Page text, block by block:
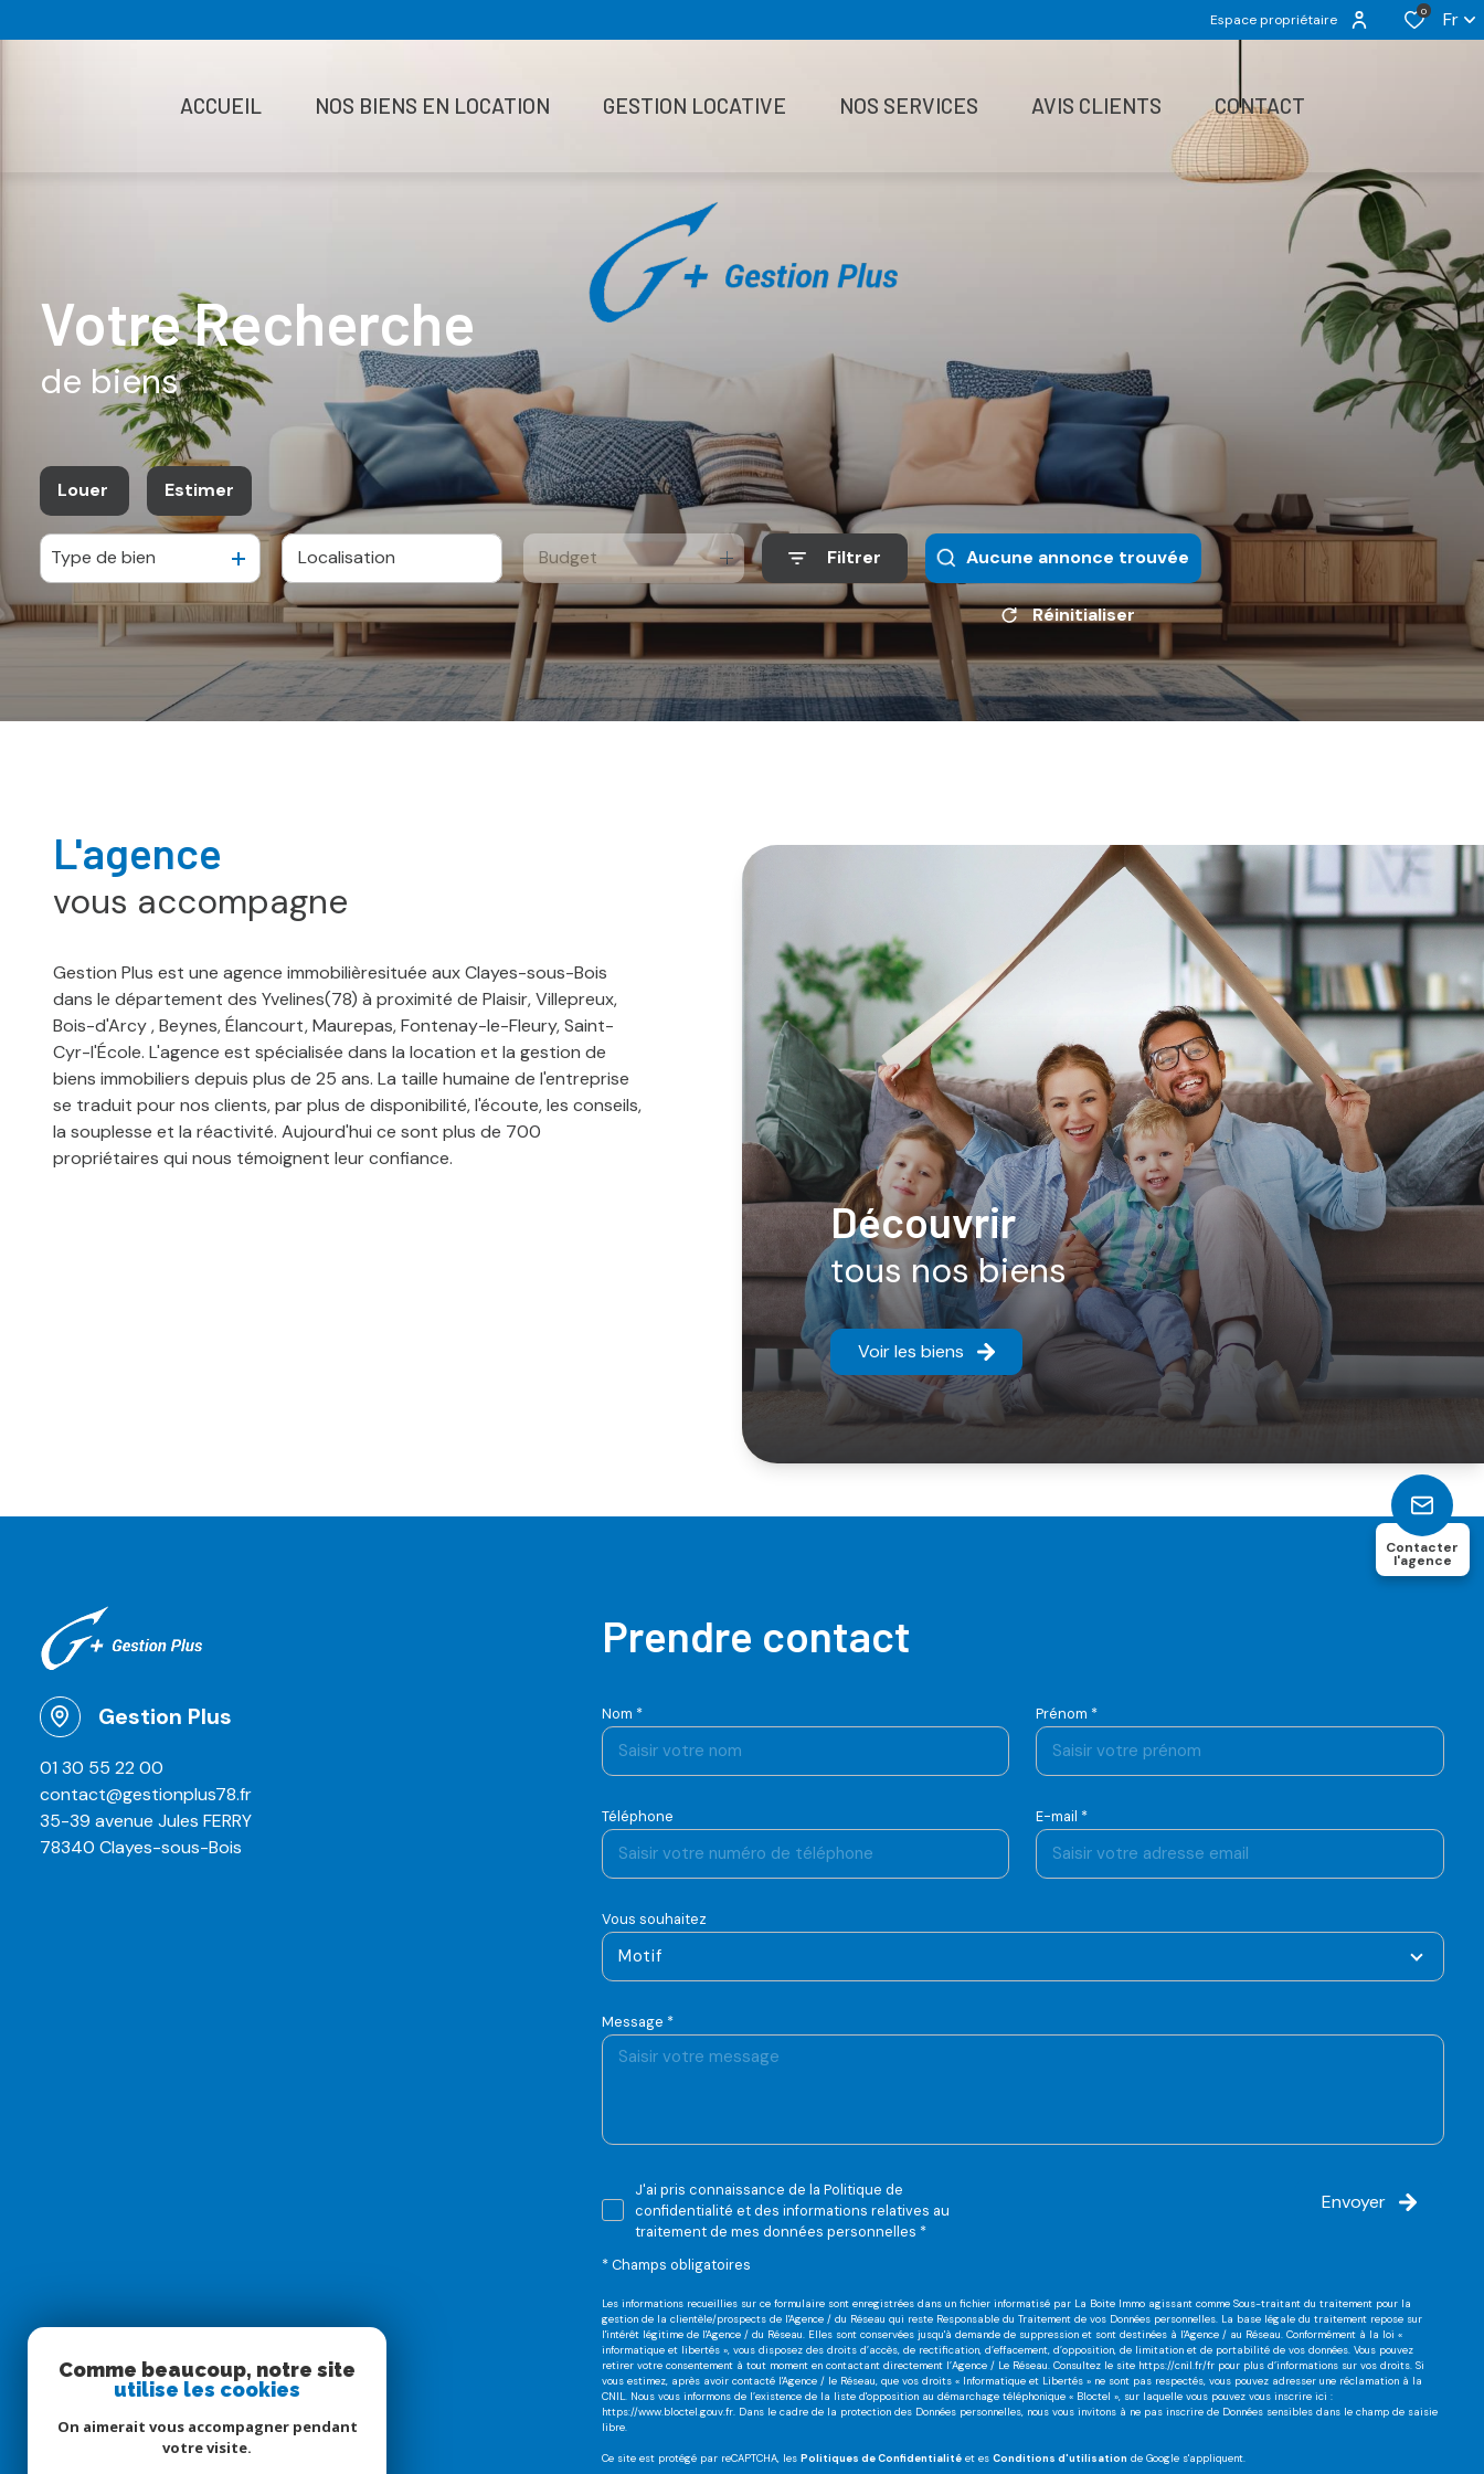
Espace propriétaire
0 Fr
ACCUEIL NOS BIENS EN LOCATION GESTION LOCATIVE NOS SERVICES AVIS CLIENTS CONTACT
Votre Recherche
de biens
Louer
à l'année
Estimer
Type de bien Budget Filtrer Aucune annonce trouvée
Réinitialiser
découvrir
tous nos biens
Voir les biens
l'agence
vous accompagne
Gestion Plus est une agence immobilièresituée aux Clayes-sous-Bois
dans le département des Yvelines(78) à proximité de Plaisir, Villepreux,
Bois-d'Arcy , Beynes, Élancourt, Maurepas, Fontenay-le-Fleury, Saint-
Cyr-l'École. L'agence est spécialisée dans la location et la gestion de
biens immobiliers depuis plus de 25 ans. La taille humaine de l'entreprise
se traduit pour nos clients, par plus de disponibilité, l'écoute, les conseils,
la souplesse et la réactivité. Aujourd'hui ce sont plus de 700
propriétaires qui nous témoignent leur confiance.
Contacter
l'agence
Prendre contact
Nom * Prénom *
Téléphone E-mail *
Vous souhaitez
Motif
Message *
J'ai pris connaissance de la Politique de
confidentialité et des informations relatives au
traitement de mes données personnelles *
* Champs obligatoires
Envoyer
Les informations recueillies sur ce formulaire sont enregistrées dans un fichier informatisé par La Boite Immo agissant comme Sous-traitant du traitement pour la
gestion de la clientèle/prospects de l'Agence / du Réseau qui reste Responsable du Traitement de vos Données personnelles. La base légale du traitement repose sur
l'intérêt légitime de l'Agence / du Réseau. Elles sont conservées jusqu'à demande de suppression et sont destinées à l'Agence / au Réseau. Conformément à la loi «
informatique et libertés », vous disposez des droits d’accès, de rectification, d’effacement, d’opposition, de limitation et de portabilité de vos données. Vous pouvez
retirer votre consentement à tout moment en contactant directement l’Agence / Le Réseau. Consultez le site https://cnil.fr/frpour plus d’informations sur vos droits. Si
vous estimez, après avoir contacté l'Agence / le Réseau, que vos droits « Informatique et Libertés » ne sont pas respectés, vous pouvez adresser une réclamation à la
CNIL. Nous vous informons de l’existence de la liste d'opposition au démarchage téléphonique « Bloctel », sur laquelle vous pouvez vous inscrire ici :
https://www.bloctel.gouv.fr. Dans le cadre de la protection des Données personnelles, nous vous invitons à ne pas inscrire de Données sensibles dans le champ de saisie
libre.
Ce site est protégé par reCAPTCHA, les Politiques de Confidentialitéet es Conditions d'utilisation de Google s'appliquent.
Gestion Plus
01 30 55 22 00
contact@gestionplus78.fr
35-39 avenue Jules FERRY
78340 Clayes-sous-Bois
Comme beaucoup, notre site
utilise les cookies
On aimerait vous accompagner pendant
votre visite.